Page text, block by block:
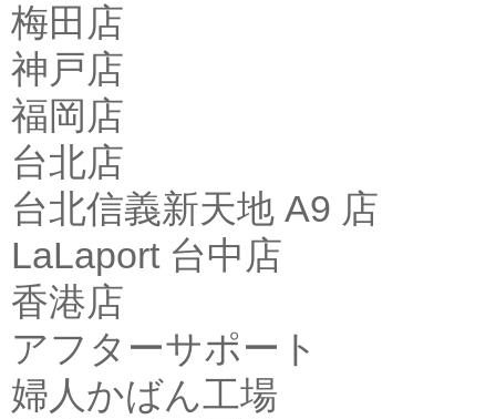
梅田店
神戸店
福岡店
台北店
台北信義新天地 A9 店
LaLaport 台中店
香港店
アフターサポート
婦人かばん工場